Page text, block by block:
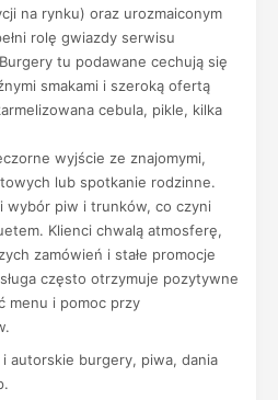
na rynku) oraz urozmaiconym
rolę gwiazdy serwisu
tu podawane cechują się
smakami i szeroką ofertą
cebula, pikle, kilka
wyjście ze znajomymi,
lub spotkanie rodzinne.
wybór piw i trunków, co czyni
Klienci chwalą atmosferę,
zamówień i stałe promocje
często otrzymuje pozytywne
menu i pomoc przy
i autorskie burgery, piwa, dania